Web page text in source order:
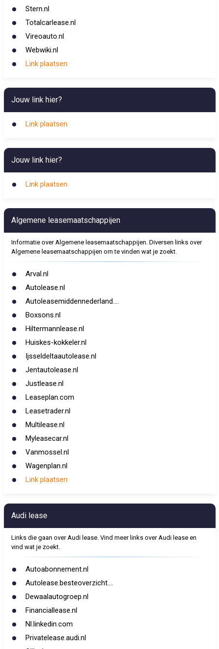
Stern.nl
Totalcarlease.nl
Vireoauto.nl
Webwiki.nl
Link plaatsen
Jouw link hier?
Link plaatsen
Jouw link hier?
Link plaatsen
Algemene leasemaatschappijen
Informatie over Algemene leasemaatschappijen. Diversen links over
Algemene leasemaatschappijen om te vinden wat je zoekt.
Arval.nl
Autolease.nl
Autoleasemiddennederland....
Boxsons.nl
Hiltermannlease.nl
Huiskes-kokkeler.nl
Ijsseldeltaautolease.nl
Jentautolease.nl
Justlease.nl
Leaseplan.com
Leasetrader.nl
Multilease.nl
Myleasecar.nl
Vanmossel.nl
Wagenplan.nl
Link plaatsen
Audi lease
Links die gaan over Audi lease. Vind meer links over Audi lease en
vind wat je zoekt.
Autoabonnement.nl
Autolease.besteoverzicht....
Dewaalautogroep.nl
Financiallease.nl
Nl.linkedin.com
Privatelease.audi.nl